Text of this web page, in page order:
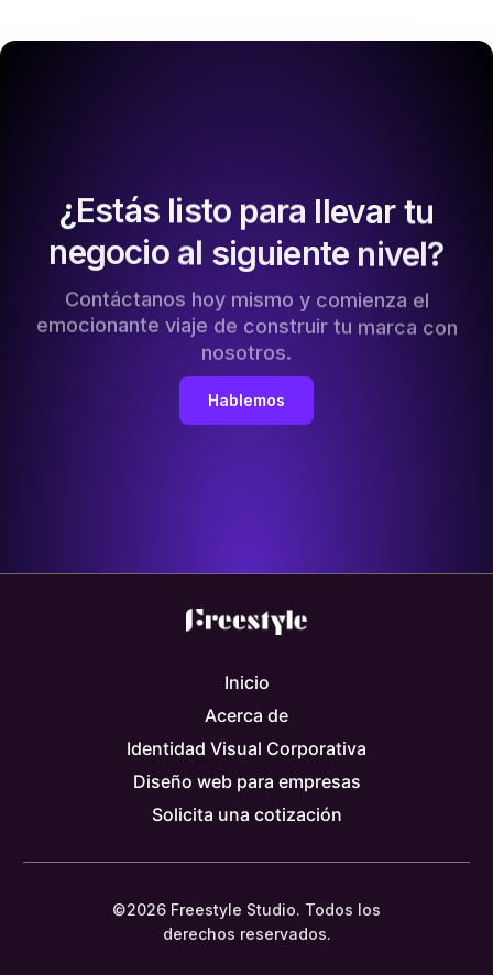
¿Estás listo para llevar tu
negocio al siguiente nivel?
Contáctanos hoy mismo y comienza el
emocionante viaje de construir tu marca con
nosotros.
Hablemos
Inicio
Acerca de
Identidad Visual Corporativa
Diseño web para empresas
Solicita una cotización
©2026 Freestyle Studio. Todos los
derechos reservados.